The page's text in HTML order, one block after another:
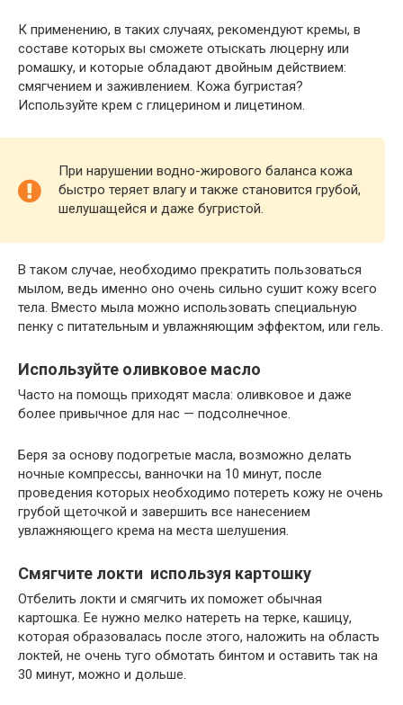
К применению, в таких случаях, рекомендуют кремы, в
составе которых вы сможете отыскать люцерну или
ромашку, и которые обладают двойным действием:
смягчением и заживлением. Кожа бугристая?
Используйте крем с глицерином и лицетином.
При нарушении водно-жирового баланса кожа
быстро теряет влагу и также становится грубой,
шелушащейся и даже бугристой.
В таком случае, необходимо прекратить пользоваться
мылом, ведь именно оно очень сильно сушит кожу всего
тела. Вместо мыла можно использовать специальную
пенку с питательным и увлажняющим эффектом, или гель.
Используйте оливковое масло
Часто на помощь приходят масла: оливковое и даже
более привычное для нас — подсолнечное.
Беря за основу подогретые масла, возможно делать
ночные компрессы, ванночки на 10 минут, после
проведения которых необходимо потереть кожу не очень
грубой щеточкой и завершить все нанесением
увлажняющего крема на места шелушения.
Смягчите локти используя картошку
Отбелить локти и смягчить их поможет обычная
картошка. Ее нужно мелко натереть на терке, кашицу,
которая образовалась после этого, наложить на область
локтей, не очень туго обмотать бинтом и оставить так на
30 минут, можно и дольше.